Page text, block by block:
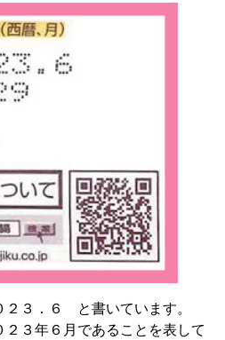
３．６ と書いています。
３年６月であることを表して